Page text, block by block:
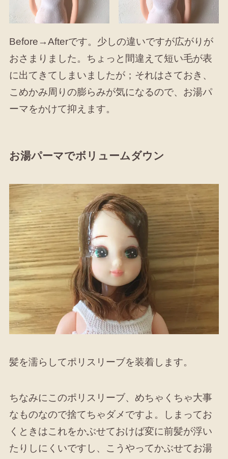
Before→Afterです。少しの違いですが広がりが
おさまりました。ちょっと間違えて短い毛が表
に出てきてしまいましたが；それはさておき、
こめかみ周りの膨らみが気になるので、お湯パ
ーマをかけて抑えます。
お湯パーマでボリュームダウン
髪を濡らしてポリスリーブを装着します。
ちなみにこのポリスリーブ、めちゃくちゃ大事
なものなので捨てちゃダメですよ。しまってお
くときはこれをかぶせておけば変に前髪が浮い
たりしにくいですし、こうやってかぶせてお湯